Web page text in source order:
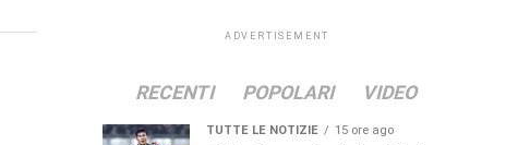
ADVERTISEMENT
RECENTI POPOLARI VIDEO
TUTTE LE NOTIZIE 15 ore ago